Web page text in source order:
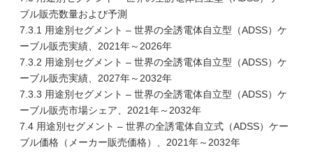
ブル販売数量および予測
7.3.1 用途別セグメント – 世界の全誘電体自立型（ADSS）ケ
ーブル販売実績、2021年～2026年
7.3.2 用途別セグメント – 世界の全誘電体自立型（ADSS）ケ
ーブル販売実績、2027年～2032年
7.3.3 用途別セグメント – 世界の全誘電体自立型（ADSS）ケ
ーブル販売市場シェア、2021年～2032年
7.4 用途別セグメント – 世界の全誘電体自立式（ADSS）ケー
ブル価格（メーカー販売価格）、2021年～2032年